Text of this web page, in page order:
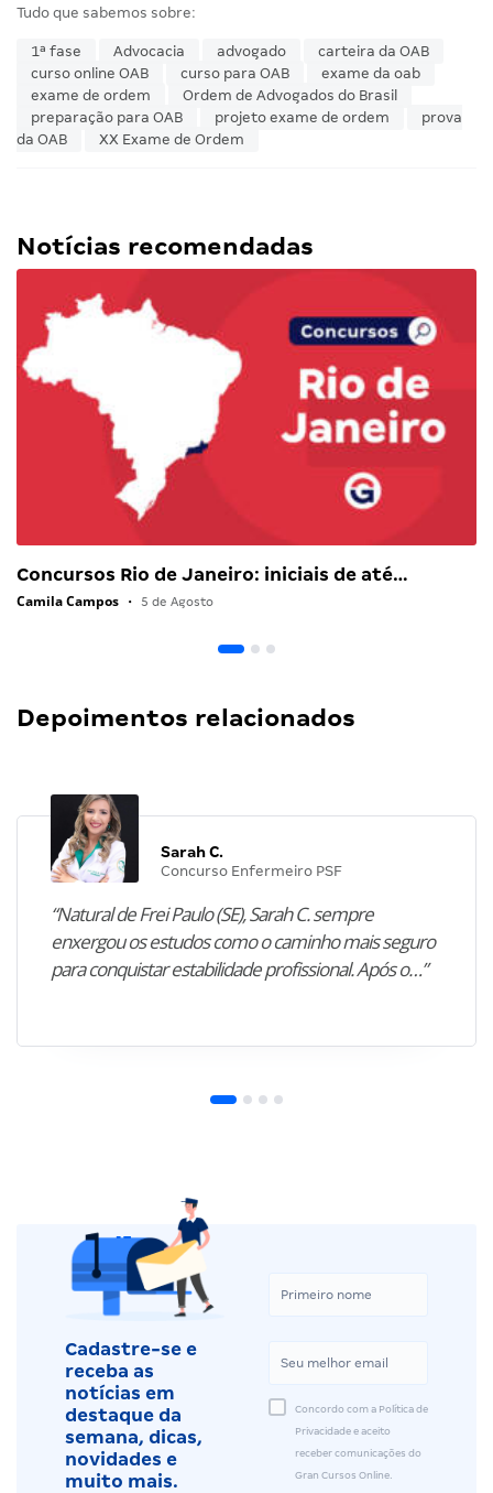
Tudo que sabemos sobre:
1ª fase Advocacia advogado
carteira da OAB
curso online OAB
curso para OAB
exame da oab
exame de ordem
Ordem de Advogados do Brasil
preparação para OAB
projeto exame de ordem
prova
da OAB
XX Exame de Ordem
Notícias recomendadas
Concursos Rio de Janeiro: iniciais de até…
Camila Campos • 5 de Agosto
Depoimentos relacionados
Sarah C.
Concurso Enfermeiro PSF
“Natural de Frei Paulo (SE), Sarah C. sempre
enxergou os estudos como o caminho mais seguro
para conquistar estabilidade profissional. Após o…”
Cadastre-se e
receba as
notícias em
destaque da
semana, dicas,
novidades e
muito mais.
Concordo com a Política de
Privacidade e aceito
receber comunicações do
Gran Cursos Online.